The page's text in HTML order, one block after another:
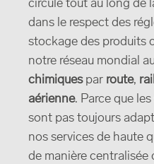
circule tout au long de
dans le respect des
stockage des produits
notre réseau mondial
chimiquespar route,
aérienne. Parce que
sont pas toujours
nos services de haute
de manière